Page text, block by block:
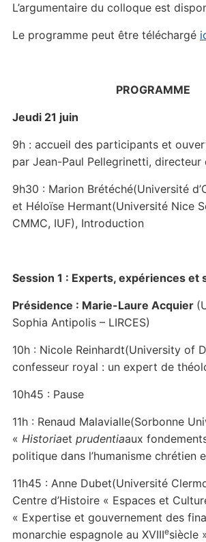
L’argumentaire du colloque est
Le programme peut être téléchargé
PROGRAMME
Jeudi 21 juin
9h : accueil des participants et
par Jean-Paul Pellegrinetti, directeur
9h30 : Marion Brétéché(Université
et Héloïse Hermant(Université Nice
CMMC, IUF), Introduction
Session 1 : Experts, expériences et
Présidence : Marie-Laure Acquier
Sophia Antipolis – LIRCES)
10h : Nicole Reinhardt(University of
confesseur royal : un expert de
10h45 : Pause
11h : Renaud Malavialle(Sorbonne
« Historiaet prudentiaaux
politique dans l’humanisme chrétien
11h45 : Anne Dubet(Université
Centre d’Histoire « Espaces et
« Expertise et gouvernement des
monarchie espagnole au XVIIIesiècle